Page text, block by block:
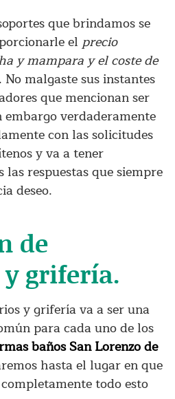
que brindamos se
el precio
y mampara y el coste de
No malgaste sus instantes
que mencionan ser
embargo verdaderamente
con las solicitudes
y va a tener
respuestas que siempre
deseo.
de
grifería.
y grifería va a ser una
para cada uno de los
baños San Lorenzo de
hasta el lugar en que
todo esto